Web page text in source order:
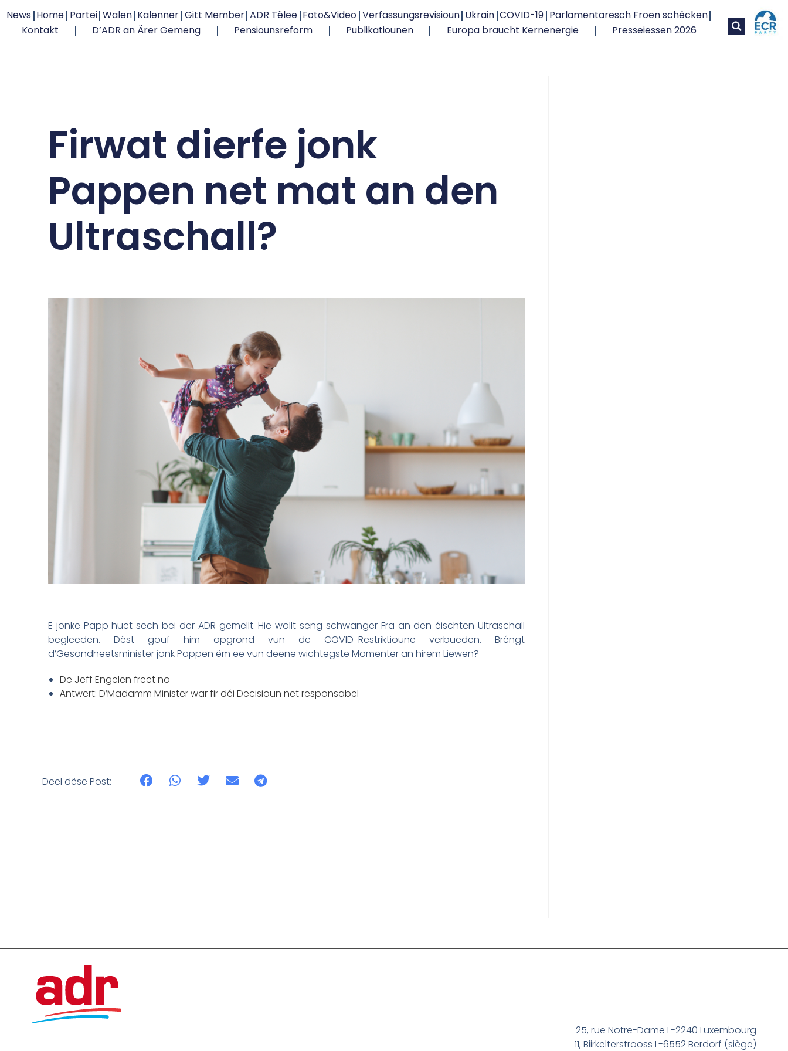
News Home Partei Walen Kalenner Gitt Member ADR Tëlee Foto&Video Verfassungsrevisioun Ukrain COVID-19 Parlamentaresch Froen schécken
Kontakt
D’ADR an Ärer Gemeng Pensiounsreform Publikatiounen Europa braucht Kernenergie Presseiessen 2026
Firwat dierfe jonk
Pappen net mat an den
Ultraschall?
E jonke Papp huet sech bei der ADR gemellt. Hie wollt seng schwanger Fra an den éischten Ultraschall
begleeden. Dëst gouf him opgrond vun de COVID-Restriktioune verbueden. Bréngt
d’Gesondheetsminister jonk Pappen ëm ee vun deene wichtegste Momenter an hirem Liewen?
De Jeff Engelen freet no
Äntwert: D’Madamm Minister war fir déi Decisioun net responsabel
Deel dëse Post:
25, rue Notre-Dame L-2240 Luxembourg
11, Biirkelterstrooss L-6552 Berdorf (siège)